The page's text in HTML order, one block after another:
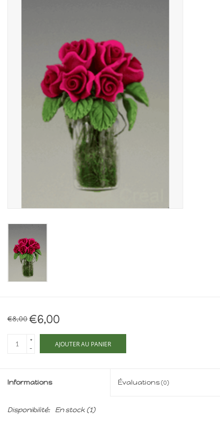
Fournitures bricolage
Vintage & Occasion
Maison de souris
miniature - The Mouse
Mansion
€8,00 €6,00
+
-
AJOUTER AU PANIER
Informations Évaluations (0)
Disponibilité: En stock (1)